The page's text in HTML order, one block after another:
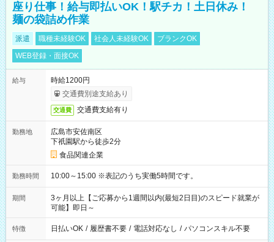
座り仕事！給与即払いOK！駅チカ！土日休み！
麺の袋詰め作業
派遣 職種未経験OK 社会人未経験OK
ブランクOK
WEB登録・面接OK
給与
時給1200円
交通費別途支給あり
交通費 交通費支給有り
勤務地
広島市安佐南区
下祇園駅から徒歩2分
食品関連企業
勤務時間 10:00～15:00 ※表記のうち実働5時間です。
期間
3ヶ月以上【ご応募から1週間以内(最短2日目)のスピード就業が
可能】即日～
特徴 日払いOK / 履歴書不要 / 電話対応なし / パソコンスキル不要